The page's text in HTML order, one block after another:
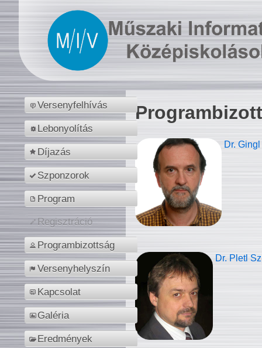
Versenyfelhívás
Lebonyolítás
Díjazás
Szponzorok
Program
Regisztráció
Programbizottság
Versenyhelyszín
Kapcsolat
Galéria
Eredmények
Dr.
Dr. Pletl